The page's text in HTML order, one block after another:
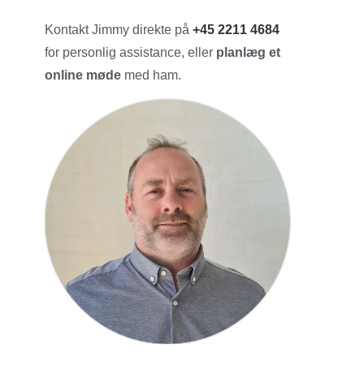
Kontakt Jimmy direkte på+45 2211 4684
for personlig assistance, eller planlæg et
online møde med ham.